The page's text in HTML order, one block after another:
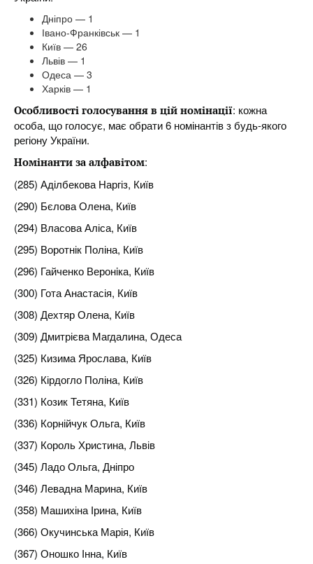
Дніпро — 1
Івано-Франківськ — 1
Київ — 26
Львів — 1
Одеса — 3
Харків — 1
Особливості голосування в цій номінації: кожна
особа, що голосує, має обрати 6 номінантів з будь-якого
регіону України.
Номінанти за алфавітом:
(285) Аділбекова Наргіз, Київ
(290) Бєлова Олена, Київ
(294) Власова Аліса, Київ
(295) Воротнік Поліна, Київ
(296) Гайченко Веронiка, Київ
(300) Гота Анастасія, Київ
(308) Дехтяр Олена, Київ
(309) Дмитрієва Магдалина, Одеса
(325) Кизима Ярослава, Київ
(326) Кірдогло Поліна, Київ
(331) Козик Тетяна, Київ
(336) Корнійчук Ольга, Київ
(337) Король Христина, Львів
(345) Ладо Ольга, Дніпро
(346) Левадна Марина, Київ
(358) Машихіна Ірина, Київ
(366) Окучинська Марія, Київ
(367) Оношко Інна, Київ